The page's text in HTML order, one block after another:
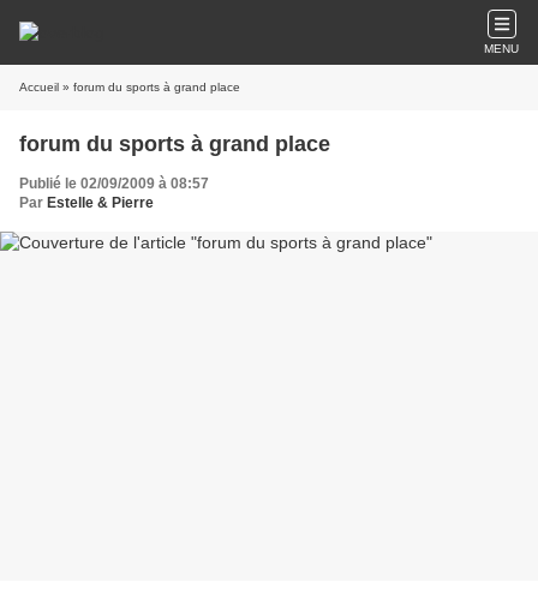
MENU
Accueil » forum du sports à grand place
forum du sports à grand place
Publié le 02/09/2009 à 08:57
Par Estelle & Pierre